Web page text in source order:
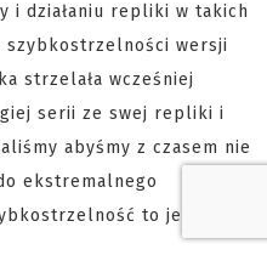
i działaniu repliki w takich
szybkostrzelności wersji
strzelała wcześniej
serii ze swej repliki i
abyśmy z czasem nie
ekstremalnego
to jeszcze